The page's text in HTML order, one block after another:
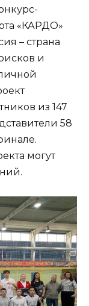
«КАРДО»
– страна
и
из 147
58
могут